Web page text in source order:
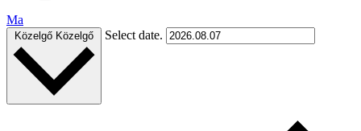
Ma
Közelgő Közelgő Select date.